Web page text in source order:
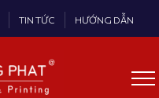
TIN TỨC HƯỚNG DẪN